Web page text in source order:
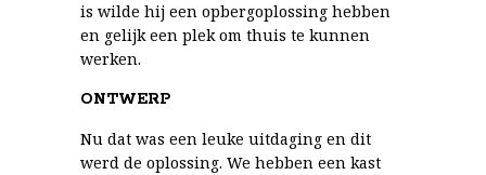
is wilde hij een opbergoplossing hebben
en gelijk een plek om thuis te kunnen
werken.
ONTWERP
Nu dat was een leuke uitdaging en dit
werd de oplossing. We hebben een kast